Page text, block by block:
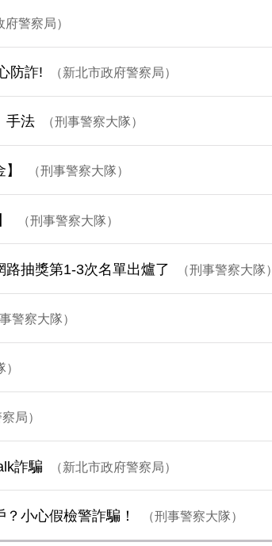
府警察局
防詐! 新北市政府警察局
手法 刑事警察大隊
刑事警察大隊
刑事警察大隊
路抽獎第1-3次名單出爐了 刑事警察大隊
警察大隊
局
詐騙 新北市政府警察局
小心假檢警詐騙！ 刑事警察大隊